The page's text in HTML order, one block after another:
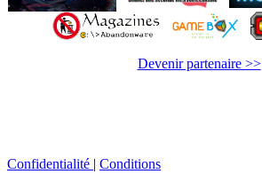
Devenir partenaire >>
Confidentialité | Conditions